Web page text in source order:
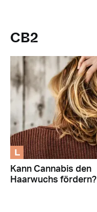
CB2
L
Kann Cannabis den
Haarwuchs fördern?